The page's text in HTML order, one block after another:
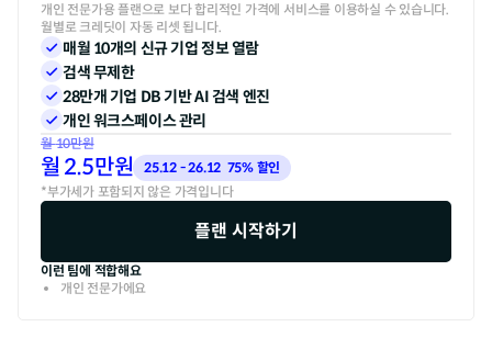
개인 전문가용 플랜으로 보다 합리적인 가격에 서비스를 이용하실 수 있습니다.
월별로 크레딧이 자동 리셋 됩니다.
매월 10개의 신규 기업 정보 열람
검색 무제한
28만개 기업 DB 기반 AI 검색 엔진
개인 워크스페이스 관리
월10만원
월 2.5만원
25.12 - 26.12  75% 할인
*부가세가 포함되지 않은 가격입니다
플랜 시작하기
이런 팀에 적합해요
개인 전문가에요